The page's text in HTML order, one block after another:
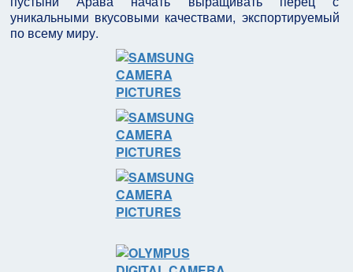
уникальными вкусовыми качествами, экспортируемый
по всему миру.